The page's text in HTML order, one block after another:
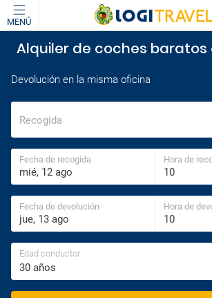
MENÚ
Alquiler de coches baratos
Devolución en la misma oficina
Recogida
Fecha de recogida Hora de
Fecha de devolución Hora de
Edad conductor
30 años